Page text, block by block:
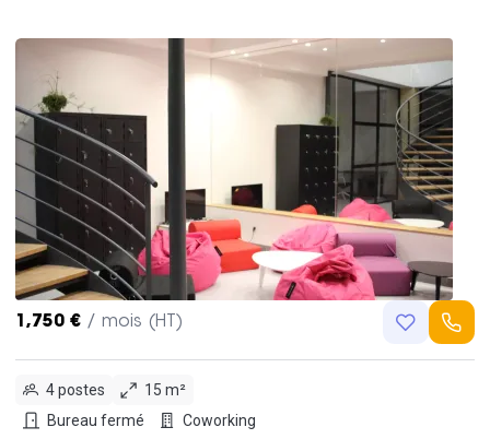
1,750 € / mois (HT)
4 postes
15 m²
Bureau fermé
Coworking